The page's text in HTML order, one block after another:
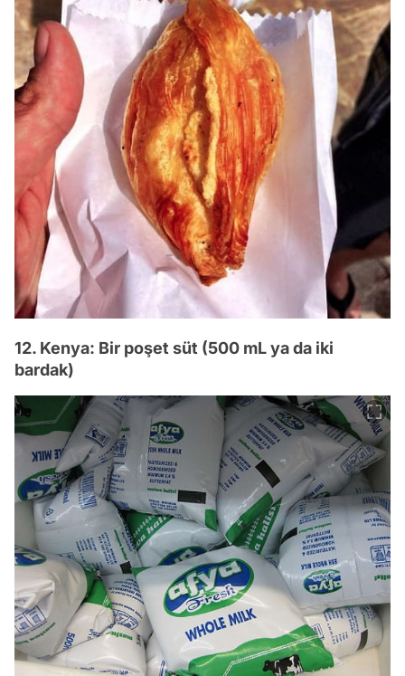
12. Kenya: Bir poşet süt (500 mL ya da iki
bardak)